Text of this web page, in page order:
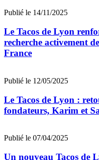
Publié le 14/11/2025
Le Tacos de Lyon
recherche activement
France
Publié le 12/05/2025
Le Tacos de Lyon :
fondateurs, Karim et
Publié le 07/04/2025
Un nouveau Tacos de